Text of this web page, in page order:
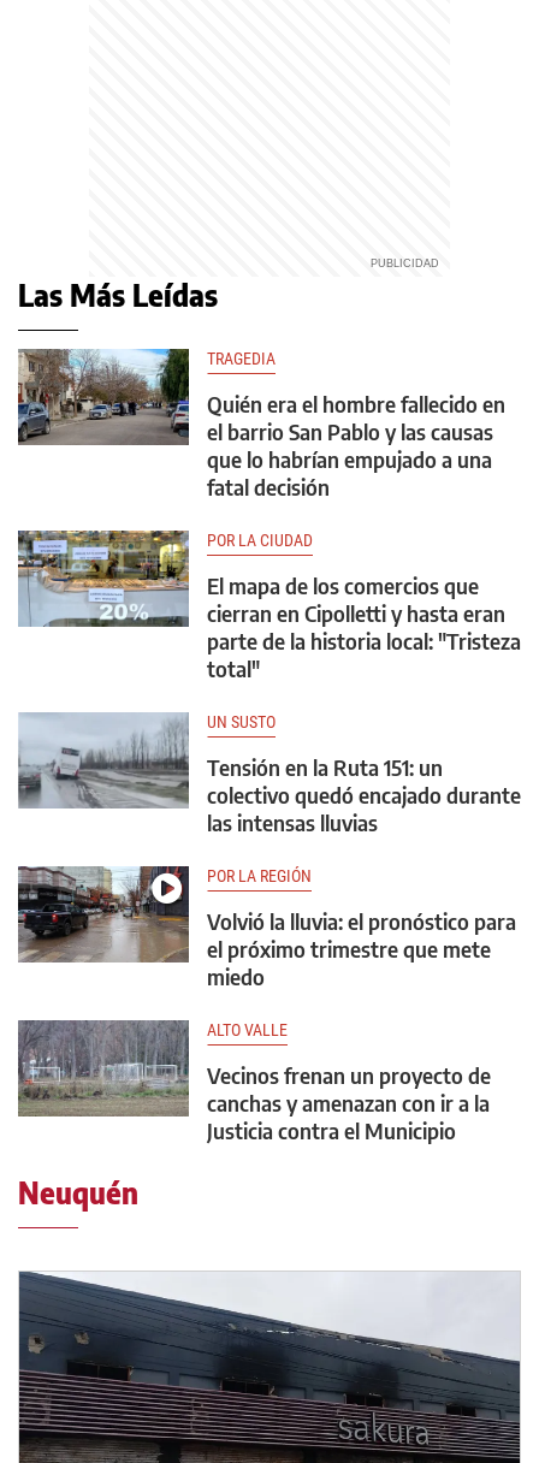
Las Más Leídas
TRAGEDIA
Quién era el hombre fallecido en
el barrio San Pablo y las causas
que lo habrían empujado a una
fatal decisión
POR LA CIUDAD
El mapa de los comercios que
cierran en Cipolletti y hasta eran
parte de la historia local: "Tristeza
total"
UN SUSTO
Tensión en la Ruta 151: un
colectivo quedó encajado durante
las intensas lluvias
POR LA REGIÓN
Volvió la lluvia: el pronóstico para
el próximo trimestre que mete
miedo
ALTO VALLE
Vecinos frenan un proyecto de
canchas y amenazan con ir a la
Justicia contra el Municipio
Neuquén